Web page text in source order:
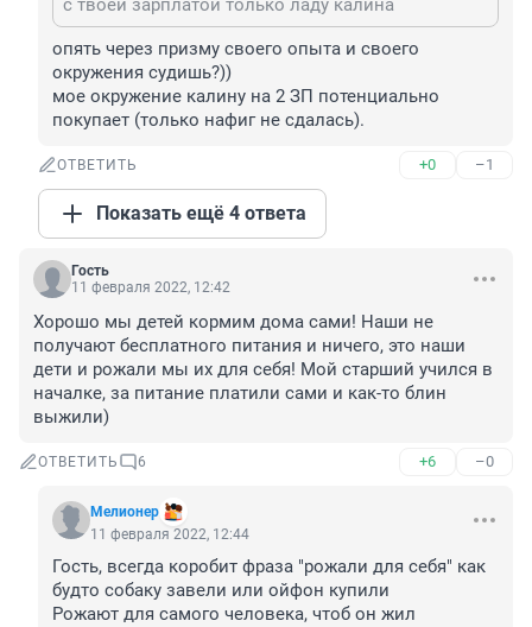
с твоей зарплатой только ладу калина
опять через призму своего опыта и своего
окружения судишь?))
мое окружение калину на 2 ЗП потенциально
покупает (только нафиг не сдалась).
ОТВЕТИТЬ +0 –1
Показать ещё 4 ответа
Гость
11 февраля 2022, 12:42
Хорошо мы детей кормим дома сами! Наши не
получают бесплатного питания и ничего, это наши
дети и рожали мы их для себя! Мой старший учился в
началке, за питание платили сами и как-то блин
выжили)
ОТВЕТИТЬ 6 +6 –0
Мелионер
11 февраля 2022, 12:44
Гость, всегда коробит фраза "рожали для себя" как
будто собаку завели или ойфон купили
Рожают для самого человека, чтоб он жил